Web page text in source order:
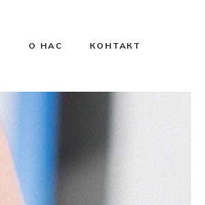
О НАС КОНТАКТ